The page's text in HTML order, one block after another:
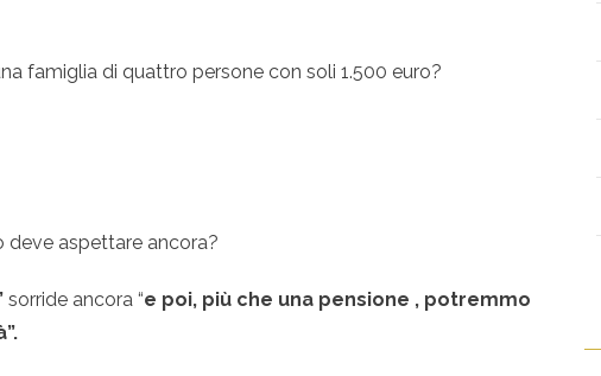
famiglia di quattro persone con soli 1.500 euro?
deve aspettare ancora?
sorride ancora “e poi, più che una pensione , potremmo